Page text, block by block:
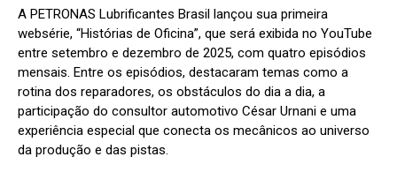
A PETRONAS Lubrificantes Brasil lançou sua primeira
websérie, “Histórias de Oficina”, que será exibida no YouTube
entre setembro e dezembro de 2025, com quatro episódios
mensais. Entre os episódios, destacaram temas como a
rotina dos reparadores, os obstáculos do dia a dia, a
participação do consultor automotivo César Urnani e uma
experiência especial que conecta os mecânicos ao universo
da produção e das pistas.